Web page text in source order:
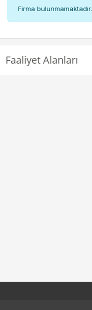
Firma bulunmamaktadır.
Faaliyet Alanları